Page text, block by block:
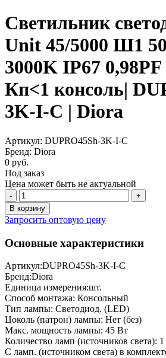
Светильник
Unit 45/5000 Ш1
3000K IP67
Кп<1 консоль|
3K-I-C | Diora
Артикул: DUPRO45Sh-3K-I-C
Бренд: Diora
0 руб.
Под заказ
Цена может быть не актуальной
-
+
В корзину
Запросить оптовую цену
Основные характеристики
Артикул:DUPRO45Sh-3K-I-C
Бренд:Diora
Единица измерения:шт.
Способ монтажа: Консольный
Тип лампы: Светодиод. (LED)
Цоколь (патрон) лампы: Нет (без)
Макс. мощность лампы: 45 Вт
Количество ламп (источников света): 1
С ламп. (источником света) в